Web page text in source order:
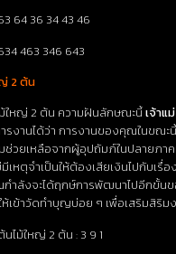
64 36 34 43 46
463 346 643
2 ต้น
ใหญ่ 2 ต้น ความฝันลักษณะนี้เจ้าแ
ารงานได้ว่า การงานของคุณในขณ
มช่วยเหลือจากผู้อุปถัมภ์ในปลายภา
เหตุจำเป็นให้ต้องเสียเงินไปกับเรื่
ำลังจะได้ฤกษ์การพัฒนาไปอีกขั้นข
ห้เข้าวัดทำบุญบ่อย ๆ เพื่อเสริมสิริ
ไม้ใหญ่ 2 ต้น : 3 9 1